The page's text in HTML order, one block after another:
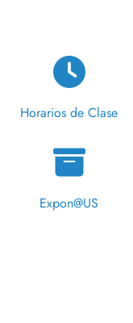
Horarios de Clase
Expon@US